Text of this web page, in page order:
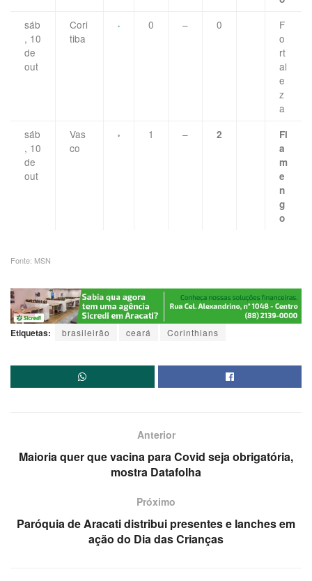
sáb
, 10
de
out
Cori
tiba
0 – 0
F
o
rt
al
e
z
a
sáb
, 10
de
out
Vas
co
1 – 2
Fl
a
m
e
n
g
o
Fonte: MSN
Etiquetas: brasileirão ceará Corinthians
Anterior
Maioria quer que vacina para Covid seja obrigatória,
mostra Datafolha
Próximo
Paróquia de Aracati distribui presentes e lanches em
ação do Dia das Crianças